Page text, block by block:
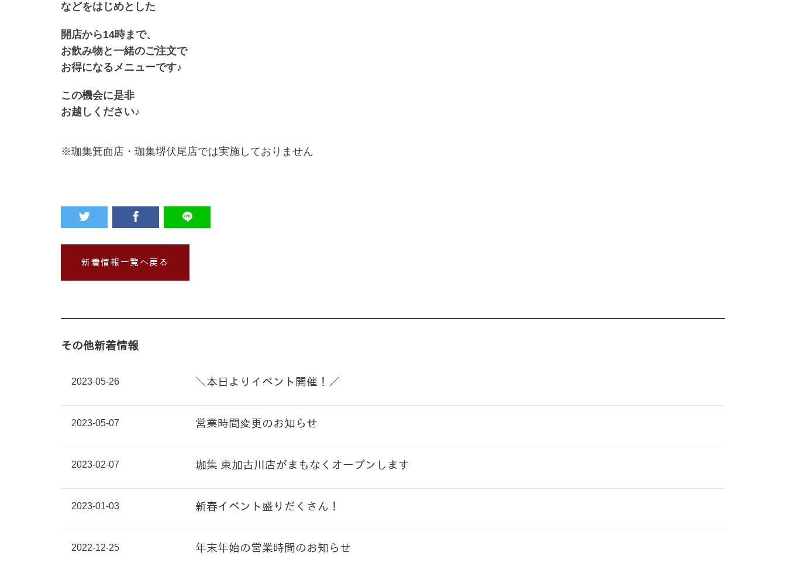
などをはじめとした
開店から14時まで、
お飲み物と一緒のご注文で
お得になるメニューです♪
この機会に是非
お越しください♪
※珈集箕面店・珈集堺伏尾店では実施しておりません
新着情報一覧へ戻る
その他新着情報
2023-05-26 ＼本日よりイベント開催！／
2023-05-07 営業時間変更のお知らせ
2023-02-07 珈集 東加古川店がまもなくオープンします
2023-01-03 新春イベント盛りだくさん！
2022-12-25 年末年始の営業時間のお知らせ